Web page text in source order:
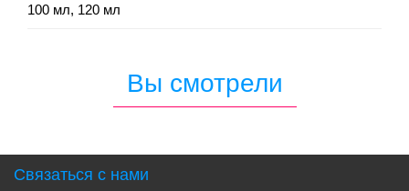
100 мл, 120 мл
Вы смотрели
Связаться с нами